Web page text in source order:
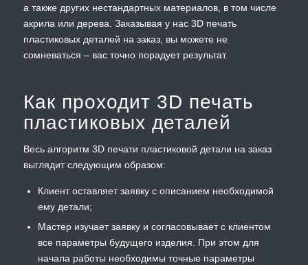
а также других нестандартных материалов, в том числе
акрила или дерева. Заказывая у нас 3D печать
пластиковых деталей на заказ, вы можете не
сомневаться – вас точно порадует результат.
Как проходит 3D печать
пластиковых деталей
Весь алгоритм 3D печати пластиковой детали на заказ
выглядит следующим образом:
Клиент оставляет заявку с описанием необходимой
ему детали;
Мастер изучает заявку и согласовывает с клиентом
все параметры будущего изделия. При этом для
начала работы необходимы точные параметры